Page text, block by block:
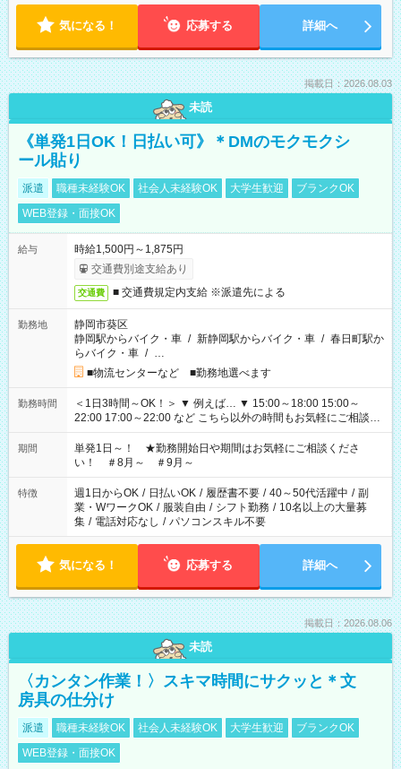
気になる！ 応募する 詳細へ
掲載日：2026.08.03
未読
《単発1日OK！日払い可》＊DMのモクモクシ
ール貼り
派遣 職種未経験OK 社会人未経験OK 大学生歓迎
ブランクOK
WEB登録・面接OK
給与
時給1,500円～1,875円
交通費別途支給あり
交通費 ■ 交通費規定内支給 ※派遣先による
勤務地
静岡市葵区
静岡駅からバイク・車 / 新静岡駅からバイク・車 / 春日町駅か
らバイク・車 / …
■物流センターなど ■勤務地選べます
勤務時間
＜1日3時間～OK！＞ ▼ 例えば… ▼ 15:00～18:00 15:00～
22:00 17:00～22:00 など こちら以外の時間もお気軽にご相談く
ださい！
期間
単発1日～！ ★勤務開始日や期間はお気軽にご相談くださ
い！ ＃8月～ ＃9月～
特徴 週1日からOK / 日払いOK / 履歴書不要 / 40～50代活躍中 / 副
業・WワークOK / 服装自由 / シフト勤務 / 10名以上の大量募
集 / 電話対応なし / パソコンスキル不要
気になる！ 応募する 詳細へ
掲載日：2026.08.06
未読
〈カンタン作業！〉スキマ時間にサクッと＊文
房具の仕分け
派遣 職種未経験OK 社会人未経験OK 大学生歓迎
ブランクOK
WEB登録・面接OK